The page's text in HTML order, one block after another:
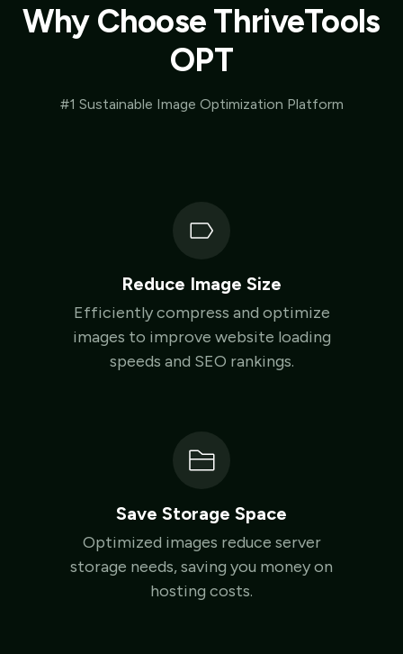
Why Choose ThriveTools
OPT
#1 Sustainable Image Optimization Platform
Reduce Image Size
Efficiently compress and optimize
images to improve website loading
speeds and SEO rankings.
Save Storage Space
Optimized images reduce server
storage needs, saving you money on
hosting costs.